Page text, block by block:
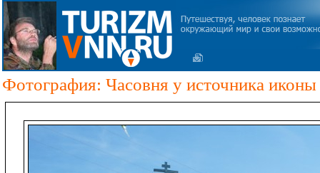
Фотография: Часовня у источника